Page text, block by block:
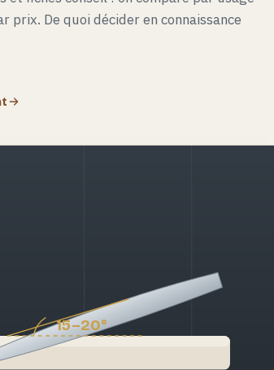
prix. De quoi décider en connaissance
15–20°